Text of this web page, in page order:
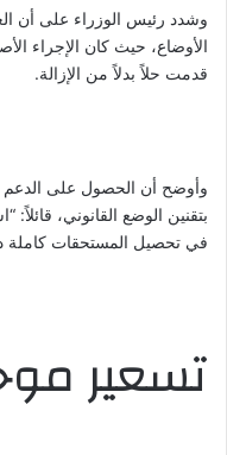
وشدد رئيس الوزراء على أن
الأوضاع، حيث كان الإجراء
قدمت حلاً بدلاً من الإزالة.
وأوضح أن الحصول على
بتقنين الوضع القانوني،
في تحصيل المستحقات كاملة
تسعير